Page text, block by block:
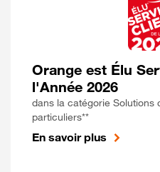
Orange est Élu
l'Année 2026
dans la catégorie Solutions
particuliers**
En savoir plus